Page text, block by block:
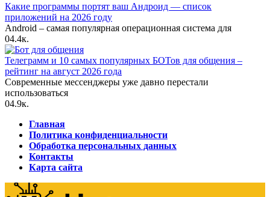
Какие программы портят ваш Андроид — список
приложений на 2026 году
Android – самая популярная операционная система для
04.4к.
Телеграмм и 10 самых популярных БОТов для общения –
рейтинг на август 2026 года
Современные мессенджеры уже давно перестали
использоваться
04.9к.
Главная
Политика конфиденциальности
Обработка персональных данных
Контакты
Карта сайта